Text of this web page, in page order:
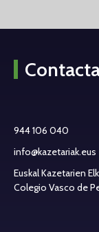
944 106 040
info@kazetariak.eus
Euskal Kazetarien
Colegio Vasco de